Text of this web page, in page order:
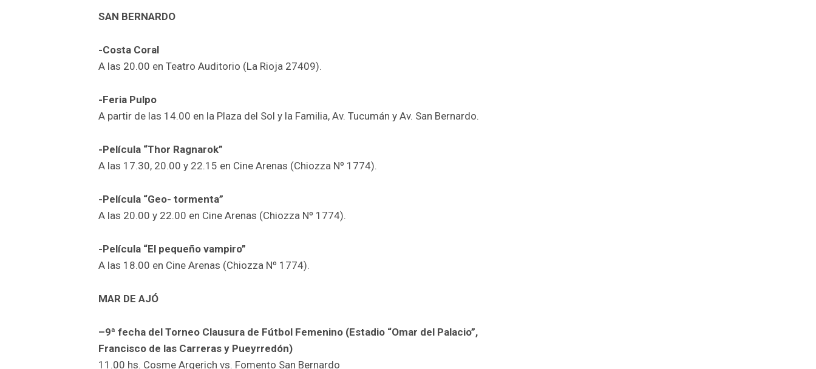
SAN BERNARDO
-Costa Coral
A las 20.00 en Teatro Auditorio (La Rioja 27409).
-Feria Pulpo
A partir de las 14.00 en la Plaza del Sol y la Familia, Av. Tucumán y Av. San Bernardo.
-Película “Thor Ragnarok”
A las 17.30, 20.00 y 22.15 en Cine Arenas (Chiozza Nº 1774).
-Película “Geo- tormenta”
A las 20.00 y 22.00 en Cine Arenas (Chiozza Nº 1774).
-Película “El pequeño vampiro”
A las 18.00 en Cine Arenas (Chiozza Nº 1774).
MAR DE AJÓ
–9ª fecha del Torneo Clausura de Fútbol Femenino (Estadio “Omar del Palacio”,
Francisco de las Carreras y Pueyrredón)
11.00 hs. Cosme Argerich vs. Fomento San Bernardo